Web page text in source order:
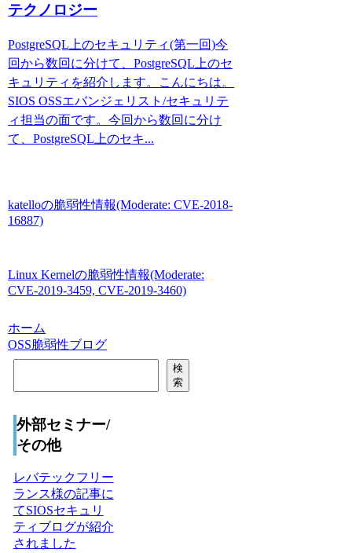
テクノロジー
PostgreSQL上のセキュリティ(第一回)今
回から数回に分けて、PostgreSQL上のセ
キュリティを紹介します。こんにちは。
SIOS OSSエバンジェリスト/セキュリテ
ィ担当の面です。今回から数回に分け
て、PostgreSQL上のセキ...
katelloの脆弱性情報(Moderate: CVE-2018-
16887)
Linux Kernelの脆弱性情報(Moderate:
CVE-2019-3459, CVE-2019-3460)
ホーム
OSS脆弱性ブログ
検
索
外部セミナー/
その他
レバテックフリー
ランス様の記事に
てSIOSセキュリ
ティブログが紹介
されました